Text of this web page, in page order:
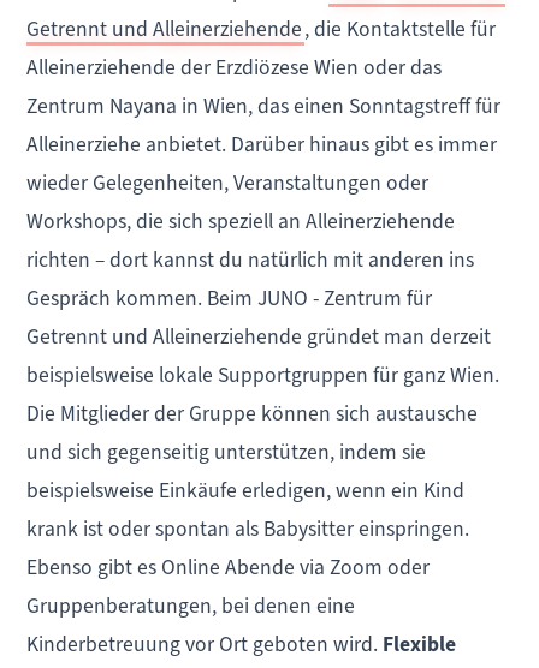
Getrennt und Alleinerziehende, die Kontaktstelle für
Alleinerziehende der Erzdiözese Wien oder das
Zentrum Nayana in Wien, das einen Sonntagstreff für
Alleinerziehe anbietet. Darüber hinaus gibt es immer
wieder Gelegenheiten, Veranstaltungen oder
Workshops, die sich speziell an Alleinerziehende
richten – dort kannst du natürlich mit anderen ins
Gespräch kommen. Beim JUNO - Zentrum für
Getrennt und Alleinerziehende gründet man derzeit
beispielsweise lokale Supportgruppen für ganz Wien.
Die Mitglieder der Gruppe können sich austausche
und sich gegenseitig unterstützen, indem sie
beispielsweise Einkäufe erledigen, wenn ein Kind
krank ist oder spontan als Babysitter einspringen.
Ebenso gibt es Online Abende via Zoom oder
Gruppenberatungen, bei denen eine
Kinderbetreuung vor Ort geboten wird. Flexible